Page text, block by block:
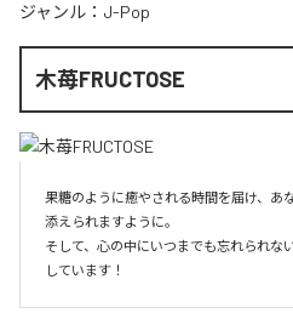
ジャンル： J-Pop
木苺FRUCTOSE
果糖のように癒やされる時間を届け、あ
添えられますように。
そして、心の中にいつまでも忘れられな
しています！